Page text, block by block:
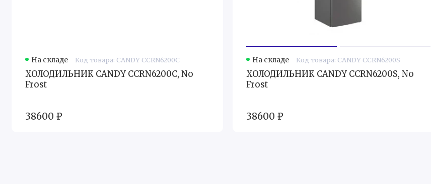
На складе Код товара: CANDY CCRN6200C
ХОЛОДИЛЬНИК CANDY CCRN6200C, No
Frost
38600 ₽
На складе Код товара: CANDY CCRN6200S
ХОЛОДИЛЬНИК CANDY CCRN6200S, No
Frost
38600 ₽